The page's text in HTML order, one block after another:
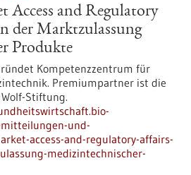
Access and Regulatory
der Marktzulassung
Produkte
Kompetenzzentrum für
Premiumpartner ist die
Stiftung.
und-
access-and-regulatory-affairs-
medizintechnischer-